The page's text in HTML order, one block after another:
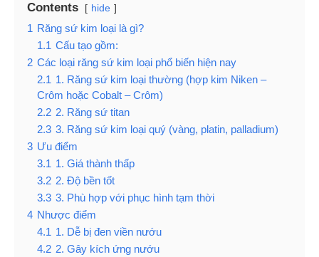
Contents hide
1 Răng sứ kim loại là gì?
1.1 Cấu tạo gồm:
2 Các loại răng sứ kim loại phổ biến hiện nay
2.1 1. Răng sứ kim loại thường (hợp kim Niken –
Crôm hoặc Cobalt – Crôm)
2.2 2. Răng sứ titan
2.3 3. Răng sứ kim loại quý (vàng, platin, palladium)
3 Ưu điểm
3.1 1. Giá thành thấp
3.2 2. Độ bền tốt
3.3 3. Phù hợp với phục hình tạm thời
4 Nhược điểm
4.1 1. Dễ bị đen viền nướu
4.2 2. Gây kích ứng nướu